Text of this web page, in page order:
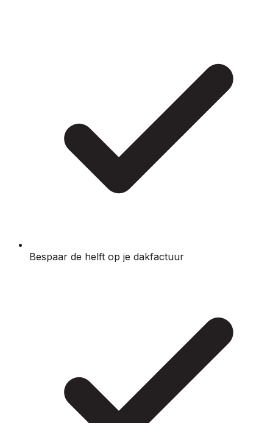
Bespaar de helft op je dakfactuur